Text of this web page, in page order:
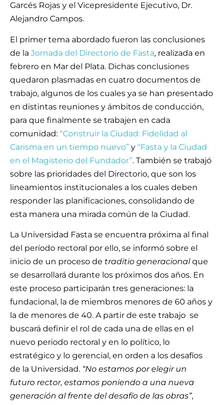
Garcés Rojas y el Vicepresidente Ejecutivo, Dr.
Alejandro Campos.
El primer tema abordado fueron las conclusiones
de la Jornada del Directorio de Fasta, realizada en
febrero en Mar del Plata. Dichas conclusiones
quedaron plasmadas en cuatro documentos de
trabajo, algunos de los cuales ya se han presentado
en distintas reuniones y ámbitos de conducción,
para que finalmente se trabajen en cada
comunidad: “Construir la Ciudad: Fidelidad al
Carisma en un tiempo nuevo” y “Fasta y la Ciudad
en el Magisterio del Fundador”. También se trabajó
sobre las prioridades del Directorio, que son los
lineamientos institucionales a los cuales deben
responder las planificaciones, consolidando de
esta manera una mirada común de la Ciudad.
La Universidad Fasta se encuentra próxima al final
del período rectoral por ello, se informó sobre el
inicio de un proceso de traditio generacionalque
se desarrollará durante los próximos dos años. En
este proceso participarán tres generaciones: la
fundacional, la de miembros menores de 60 años y
la de menores de 40. A partir de este trabajo se
buscará definir el rol de cada una de ellas en el
nuevo periodo rectoral y en lo político, lo
estratégico y lo gerencial, en orden a los desafíos
de la Universidad. “No estamos por elegir un
futuro rector, estamos poniendo a una nueva
generación al frente del desafío de las obras”,